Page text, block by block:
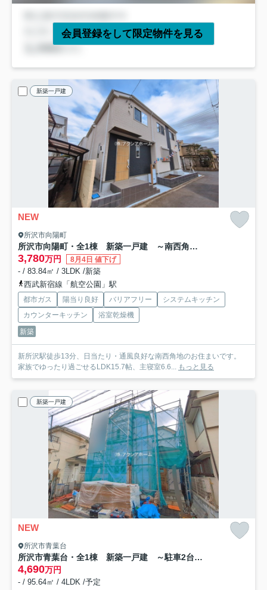
会員登録をして限定物件を見る
新築一戸建
NEW
所沢市向陽町
所沢市向陽町・全1棟 新築一戸建 ～南西角地～
3,780万円 8月4日 値下げ
- / 83.84㎡ / 3LDK /新築
西武新宿線「航空公園」駅
都市ガス 陽当り良好 バリアフリー
システムキッチン
カウンターキッチン
浴室乾燥機
新築
新所沢駅徒歩13分、日当たり・通風良好な南西角地のお住まいです。
家族でゆったり過ごせるLDK15.7帖、主寝室6.6... もっと見る
新築一戸建
NEW
所沢市青葉台
所沢市青葉台・全1棟 新築一戸建 ～駐車2台可～
4,690万円
- / 95.64㎡ / 4LDK /予定